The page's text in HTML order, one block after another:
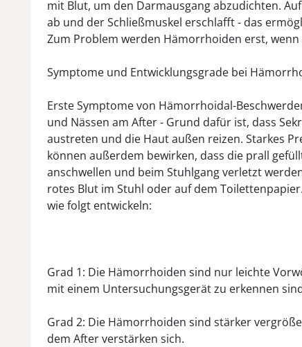
mit Blut, um den Darmausgang abzudichten.
ab und der Schließmuskel erschlafft - das
Zum Problem werden Hämorrhoiden erst,
Symptome und Entwicklungsgrade bei
Erste Symptome von Hämorrhoidal-
und Nässen am After - Grund dafür ist, dass
austreten und die Haut außen reizen. Starkes
können außerdem bewirken, dass die prall
anschwellen und beim Stuhlgang verletzt
rotes Blut im Stuhl oder auf dem
wie folgt entwickeln:
Grad 1: Die Hämorrhoiden sind nur leichte
mit einem Untersuchungsgerät zu erkennen
Grad 2: Die Hämorrhoiden sind stärker
dem After verstärken sich.